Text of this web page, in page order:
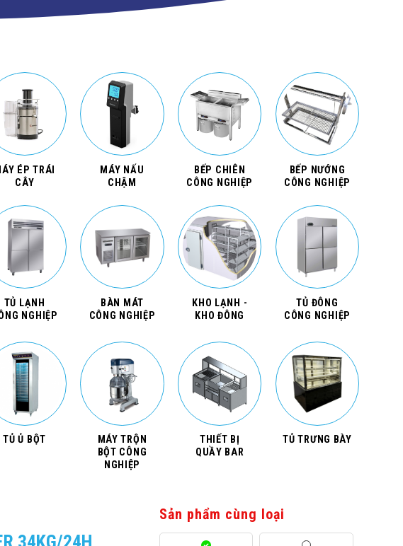
ÉP TRÁI
CÂY
MÁY NẤU
CHẬM
BẾP CHIÊN
CÔNG NGHIỆP
BẾP NƯỚNG
CÔNG NGHIỆP
TỦ LẠNH
NGHIỆP
BÀN MÁT
CÔNG NGHIỆP
KHO LẠNH -
KHO ĐÔNG
TỦ ĐÔNG
CÔNG NGHIỆP
TỦ Ủ BỘT
MÁY TRỘN
BỘT CÔNG
NGHIỆP
THIẾT BỊ
QUẦY BAR
TỦ TRƯNG BÀY
34KG/24H
Sản phẩm cùng loại